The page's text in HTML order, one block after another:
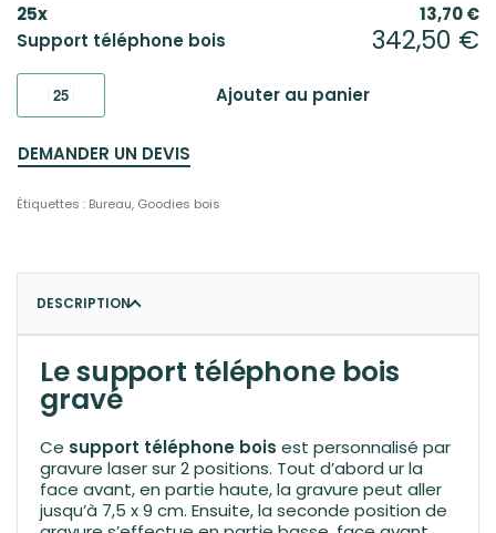
25x 13,70€
Support téléphone bois
342,50 €
Ajouter au panier
DEMANDER UN DEVIS
Étiquettes : Bureau, Goodies bois
DESCRIPTION
Le support téléphone bois
gravé
Ce support téléphone bois est personnalisé par
gravure laser sur 2 positions. Tout d’abord ur la
face avant, en partie haute, la gravure peut aller
jusqu’à 7,5 x 9 cm. Ensuite, la seconde position de